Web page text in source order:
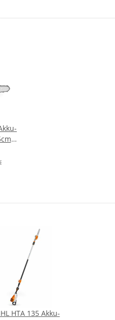
HTA 135 Akku-